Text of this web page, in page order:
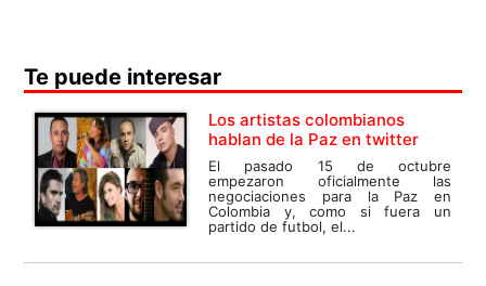
Te puede interesar
Los artistas colombianos
hablan de la Paz en twitter
El pasado 15 de octubre
empezaron oficialmente las
negociaciones para la Paz en
Colombia y, como si fuera un
partido de futbol, el...